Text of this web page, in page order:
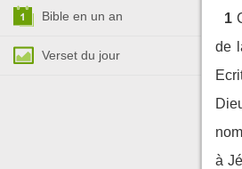
Bible en un an
Verset du jour
1
de
à